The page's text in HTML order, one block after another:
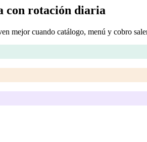
con rotación diaria
mejor cuando catálogo, menú y cobro